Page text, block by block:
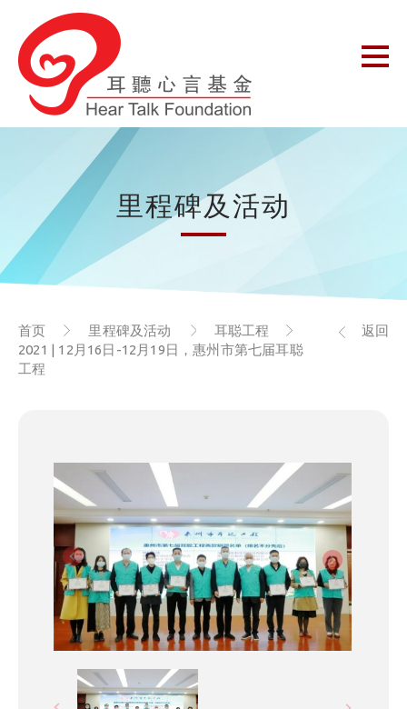
里程碑及活动
首页 里程碑及活动
耳聪工程
2021 | 12月16日-12月19日，惠州市第七届耳聪
工程
返回